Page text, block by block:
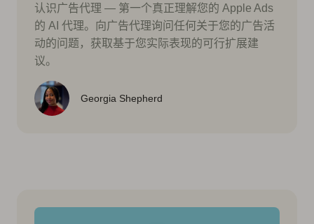
认识广告代理 — 第一个真正理解您的 Apple Ads
的 AI 代理。向广告代理询问任何关于您的广告活
动的问题，获取基于您实际表现的可行扩展建
议。
Georgia Shepherd